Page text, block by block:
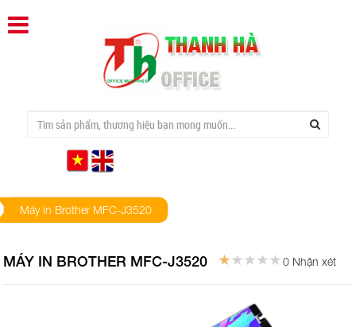
Máy in Brother MFC-J3520
MÁY IN BROTHER MFC-J3520 0 Nhận xét